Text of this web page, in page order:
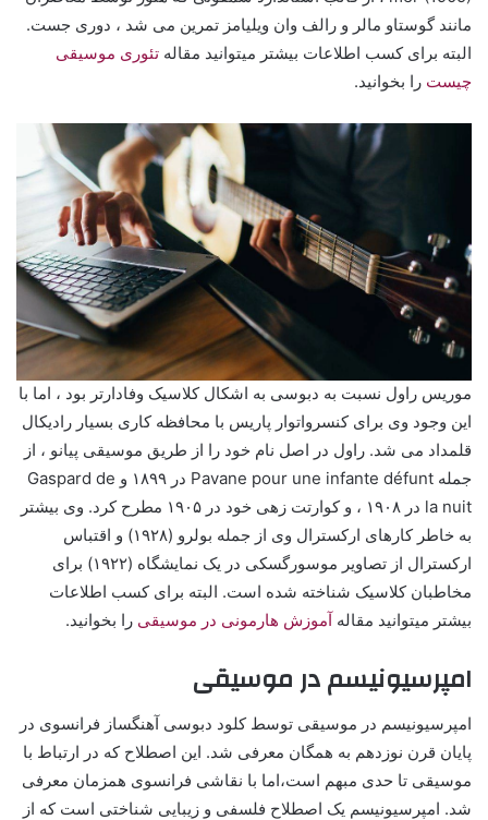
مانند گوستاو مالر و رالف وان ویلیامز تمرین می شد ، دوری جست.
البته برای کسب اطلاعات بیشتر میتوانید مقاله تئوری موسیقی
چیست را بخوانید.
موریس راول نسبت به دبوسی به اشکال کلاسیک وفادارتر بود ، اما با
این وجود وی برای کنسرواتوار پاریس با محافظه کاری بسیار رادیکال
قلمداد می شد. راول در اصل نام خود را از طریق موسیقی پیانو ، از
جمله Pavane pour une infante défunt در ۱۸۹۹ و Gaspard de
la nuit در ۱۹۰۸ ، و کوارتت زهی خود در ۱۹۰۵ مطرح کرد. وی بیشتر
به خاطر کارهای ارکسترال وی از جمله بولرو (۱۹۲۸) و اقتباس
ارکسترال از تصاویر موسورگسکی در یک نمایشگاه (۱۹۲۲) برای
مخاطبان کلاسیک شناخته شده است. البته برای کسب اطلاعات
بیشتر میتوانید مقاله آموزش هارمونی در موسیقی را بخوانید.
امپرسیونیسم در موسیقی
امپرسیونیسم در موسیقی توسط کلود دبوسی آهنگساز فرانسوی در
پایان قرن نوزدهم به همگان معرفی شد. این اصطلاح که در ارتباط با
موسیقی تا حدی مبهم است،اما با نقاشی فرانسوی همزمان معرفی
شد. امپرسیونیسم یک اصطلاح فلسفی و زیبایی‌ شناختی است که از